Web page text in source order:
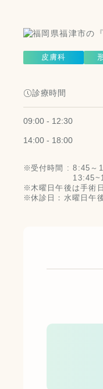
皮膚科
診療時間
09:00 - 12:30
14:00 - 18:00
受付時間 :8:45～
木曜日午後は手術
休診日：水曜日午